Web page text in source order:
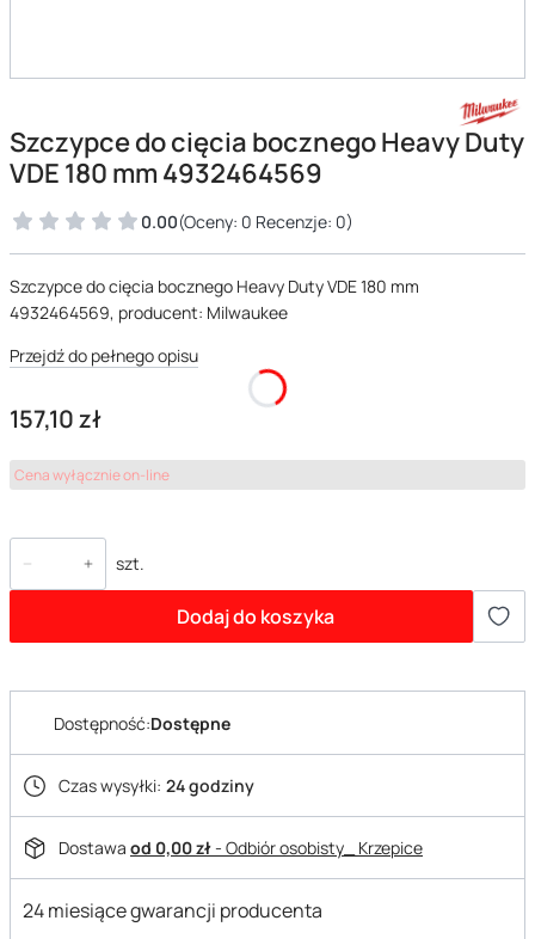
Szczypce do cięcia bocznego Heavy Duty
VDE 180 mm 4932464569
0.00(Oceny: 0 Recenzje: 0)
Szczypce do cięcia bocznego Heavy Duty VDE 180 mm
4932464569, producent: Milwaukee
Przejdź do pełnego opisu
Cena
157,10 zł
Cena wyłącznie on-line
szt.
Dodaj do koszyka
Dostępność:Dostępne
Czas wysyłki: 24 godziny
Dostawa od 0,00 zł- Odbiór osobisty_ Krzepice
24 miesiące gwarancji producenta